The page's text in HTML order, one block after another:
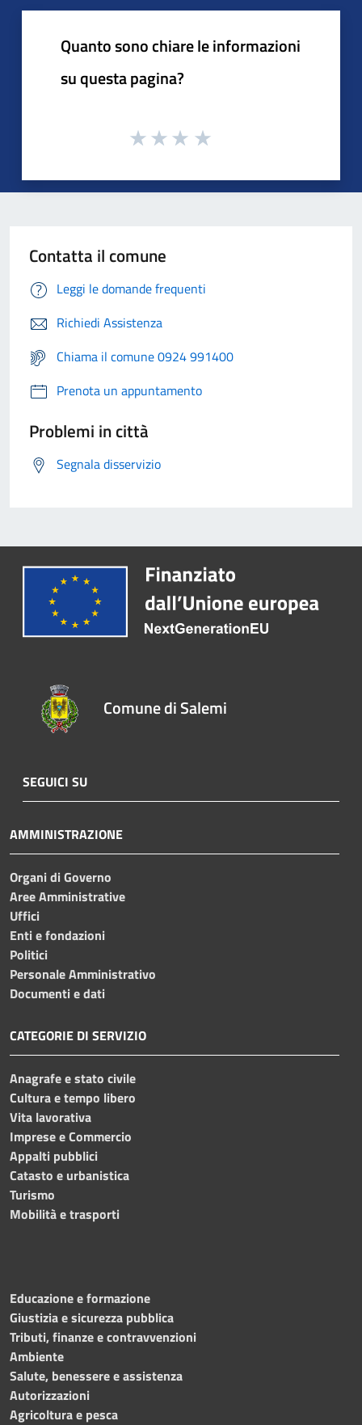
Quanto sono chiare le informazioni
su questa pagina?
Contatta il comune
Leggi le domande frequenti
Richiedi Assistenza
Chiama il comune 0924 991400
Prenota un appuntamento
Problemi in città
Segnala disservizio
Comune di Salemi
SEGUICI SU
AMMINISTRAZIONE
Organi di Governo
Aree Amministrative
Uffici
Enti e fondazioni
Politici
Personale Amministrativo
Documenti e dati
CATEGORIE DI SERVIZIO
Anagrafe e stato civile
Cultura e tempo libero
Vita lavorativa
Imprese e Commercio
Appalti pubblici
Catasto e urbanistica
Turismo
Mobilità e trasporti
Educazione e formazione
Giustizia e sicurezza pubblica
Tributi, finanze e contravvenzioni
Ambiente
Salute, benessere e assistenza
Autorizzazioni
Agricoltura e pesca